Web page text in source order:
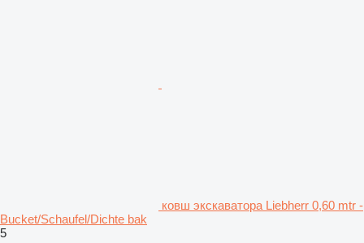
ковш экскаватора Liebherr 0,60 mtr -
Bucket/Schaufel/Dichte bak
5